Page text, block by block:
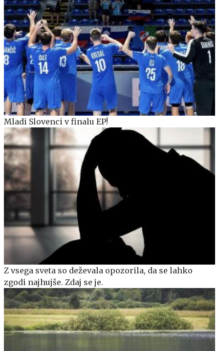
Mladi Slovenci v finalu EP!
Z vsega sveta so deževala opozorila, da se lahko
zgodi najhujše. Zdaj se je.